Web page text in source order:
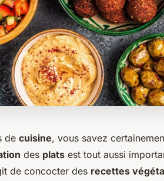
de cuisine, vous savez
des plats est tout aussi
de concocter des recettes